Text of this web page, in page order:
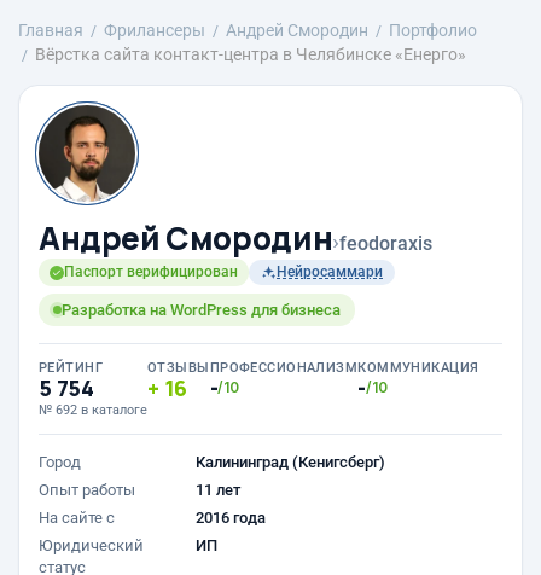
Главная Фрилансеры Андрей Смородин
Портфолио
Вёрстка сайта контакт-центра в Челябинске «Енерго»
Андрей Смородин›feodoraxis
Паспорт верифицирован Нейросаммари
Разработка на WordPress для бизнеса
РЕЙТИНГ
5 754
№ 692 в каталоге
ОТЗЫВЫ
16
ПРОФЕССИОНАЛИЗМ
-/10
КОММУНИКАЦИЯ
-/10
Город
Калининград (Кенигсберг)
Опыт работы
11 лет
На сайте с
2016 года
Юридический
статус
ИП